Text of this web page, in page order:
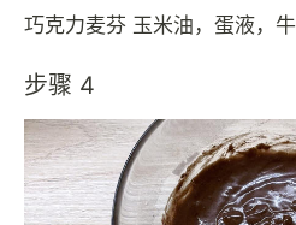
巧克力麦芬 玉米油，蛋液，
步骤 4